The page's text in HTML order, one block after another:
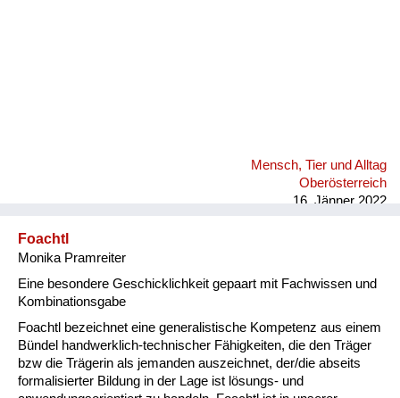
Mensch, Tier und Alltag
Oberösterreich
16. Jänner 2022
Foachtl
Monika Pramreiter
Eine besondere Geschicklichkeit gepaart mit Fachwissen und
Kombinationsgabe
Foachtl bezeichnet eine generalistische Kompetenz aus einem
Bündel handwerklich-technischer Fähigkeiten, die den Träger
bzw die Trägerin als jemanden auszeichnet, der/die abseits
formalisierter Bildung in der Lage ist lösungs- und